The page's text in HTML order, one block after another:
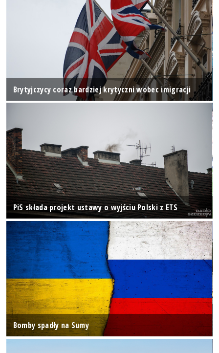
Brytyjczycy coraz bardziej krytyczni wobec imigracji
PiS składa projekt ustawy o wyjściu Polski z ETS
Bomby spadły na Sumy